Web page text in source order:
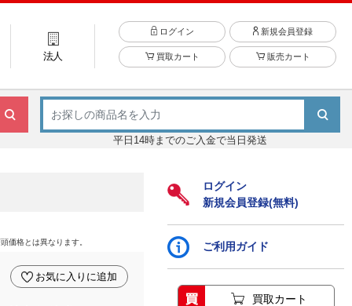
法人
ログイン 新規会員登録
買取カート 販売カート
平日14時までのご入金で当日発送
価格とは異なります。
お気に入りに追加
ログイン
新規会員登録(無料)
ご利用ガイド
買取カート